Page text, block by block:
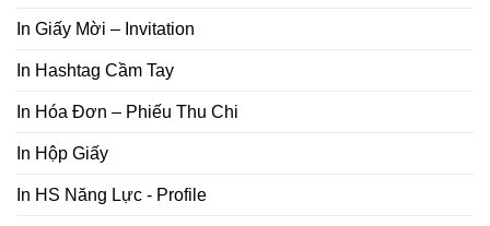
In Giấy Mời – Invitation
In Hashtag Cầm Tay
In Hóa Đơn – Phiếu Thu Chi
In Hộp Giấy
In HS Năng Lực - Profile